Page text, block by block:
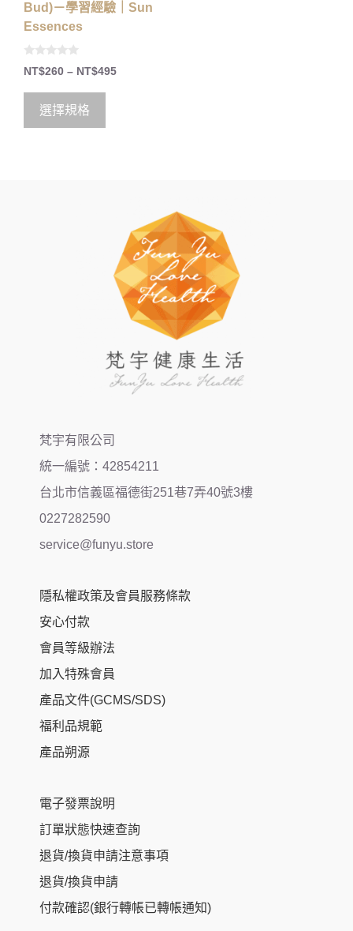
Bud)－學習經驗｜Sun
Essences
0
o
5
NT$260 – NT$495
選擇規格
梵宇有限公司
統一編號：42854211
台北市信義區福德街251巷7弄40號3樓
0227282590
service@funyu.store
隱私權政策及會員服務條款
安心付款
會員等級辦法
加入特殊會員
產品文件(GCMS/SDS)
福利品規範
產品朔源
電子發票說明
訂單狀態快速查詢
退貨/換貨申請注意事項
退貨/換貨申請
付款確認(銀行轉帳已轉帳通知)